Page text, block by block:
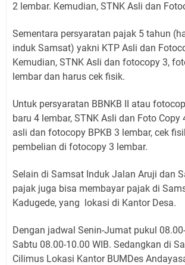
2 lembar. Kemudian, STNK Asli dan
Sementara persyaratan pajak 5 tahun
induk Samsat) yakni KTP Asli dan
Kemudian, STNK Asli dan fotocopy 3,
lembar dan harus cek fisik.
Untuk persyaratan BBNKB II atau
baru 4 lembar, STNK Asli dan Foto Copy
asli dan fotocopy BPKB 3 lembar, cek
pembelian di fotocopy 3 lembar.
Selain di Samsat Induk Jalan Aruji dan
pajak juga bisa membayar pajak di
Kadugede, yang lokasi di Kantor Desa.
Dengan jadwal Senin-Jumat pukul
Sabtu 08.00-10.00 WIB. Sedangkan di
Cilimus Lokasi Kantor BUMDes